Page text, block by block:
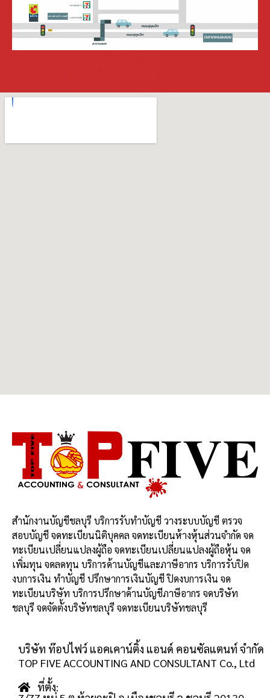
สำนักงานบัญชีชลบุรี บริการรับทำบัญชี วางระบบบัญชี ตรวจ
สอบบัญชี จดทะเบียนนิติบุคคล จดทะเบียนห้างหุ้นส่วนจำกัด จด
ทะเบียนเปลี่ยนแปลงผู้ถือ จดทะเบียนเปลี่ยนแปลงผู้ถือหุ้น จด
เพิ่มทุน จดลดทุน บริการด้านบัญชีและภาษีอากร บริการรับปิด
งบการเงิน ทำบัญชี ปรึกษาการเงินบัญชี ปิดงบการเงิน จด
ทะเบียนบริษัท บริการปรึกษาด้านบัญชีภาษีอากร จดบริษัท
ชลบุรี จดจัดตั้งบริษัทชลบุรี จดทะเบียนบริษัทชลบุรี
บริษัท ท๊อปไฟว์ แอคเคาน์ติ้ง แอนด์ คอนซัลแตนท์ จำกัด
TOP FIVE ACCOUNTING AND CONSULTANT Co., Ltd
ที่ตั้ง: